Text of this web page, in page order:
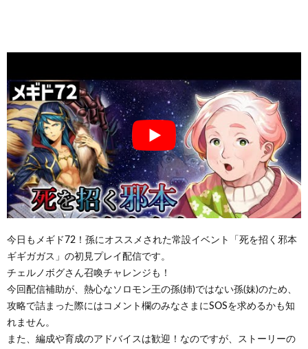
今日もメギド72！孫にオススメされた常設イベント「死を招く邪本
ギギガガス」の初見プレイ配信です。
チェルノボグさん召喚チャレンジも！
今回配信補助が、熱心なソロモン王の孫(姉)ではない孫(妹)のため、
攻略で詰まった際にはコメント欄のみなさまにSOSを求めるかも知
れません。
また、編成や育成のアドバイスは歓迎！なのですが、ストーリーの